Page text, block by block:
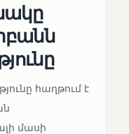
հաղթում է
մասի